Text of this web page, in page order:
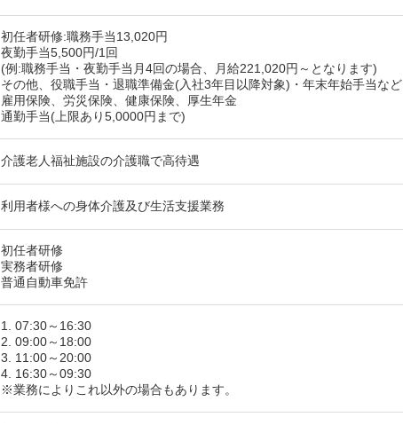
初任者研修:職務手当13,020円
夜勤手当5,500円/1回
(例:職務手当・夜勤手当月4回の場合、月給221,020円～となります)
その他、役職手当・退職準備金(入社3年目以降対象)・年末年始手当など
雇用保険、労災保険、健康保険、厚生年金
通勤手当(上限あり5,0000円まで)
介護老人福祉施設の介護職で高待遇
利用者様への身体介護及び生活支援業務
初任者研修
実務者研修
普通自動車免許
1. 07:30～16:30
2. 09:00～18:00
3. 11:00～20:00
4. 16:30～09:30
※業務によりこれ以外の場合もあります。